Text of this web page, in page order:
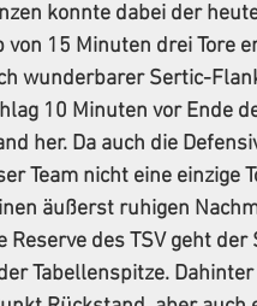
konnte dabei der
15 Minuten drei Tore
wunderbarer Sertic-
10 Minuten vor Ende
her. Da auch die
Team nicht eine einzige
äußerst ruhigen
Reserve des TSV geht
Tabellenspitze.